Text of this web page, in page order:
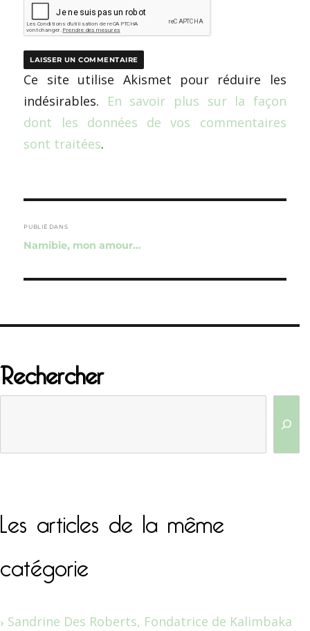
Ce site utilise Akismet pour réduire les
indésirables. En savoir plus sur la façon
dont les données de vos commentaires
sont traitées.
de
l’article
PUBLIÉ DANS
Namibie, mon amour…
Rechercher
Les articles de la même
catégorie
Sandrine Des Roberts, Fondatrice de Kalimbaka